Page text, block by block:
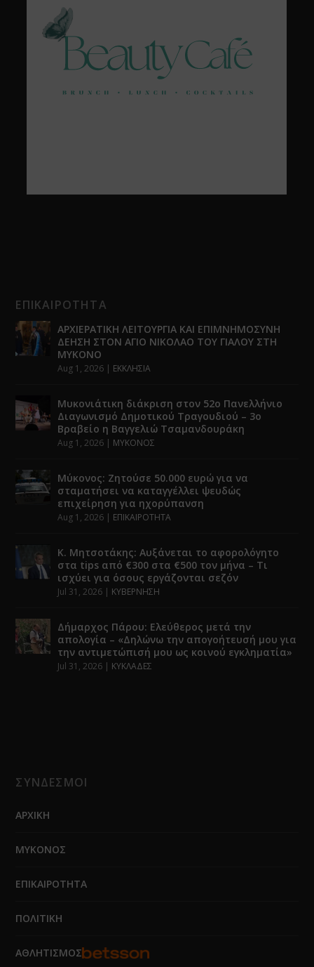
ΕΠΙΚΑΙΡΟΤΗΤΑ
ΑΡΧΙΕΡΑΤΙΚΗ ΛΕΙΤΟΥΡΓΙΑ ΚΑΙ ΕΠΙΜΝΗΜΟΣΥΝΗ
ΔΕΗΣΗ ΣΤΟΝ ΑΓΙΟ ΝΙΚΟΛΑΟ ΤΟΥ ΓΙΑΛΟΥ ΣΤΗ
ΜΥΚΟΝΟ
Aug 1, 2026 | ΕΚΚΛΗΣΙΑ
Μυκονιάτικη διάκριση στον 52ο Πανελλήνιο
Διαγωνισμό Δημοτικού Τραγουδιού – 3ο
Βραβείο η Βαγγελιώ Τσαμανδουράκη
Aug 1, 2026 | ΜΥΚΟΝΟΣ
Μύκονος: Ζητούσε 50.000 ευρώ για να
σταματήσει να καταγγέλλει ψευδώς
επιχείρηση για ηχορύπανση
Aug 1, 2026 | ΕΠΙΚΑΙΡΟΤΗΤΑ
Κ. Μητσοτάκης: Αυξάνεται το αφορολόγητο
στα tips από €300 στα €500 τον μήνα – Τι
ισχύει για όσους εργάζονται σεζόν
Jul 31, 2026 | ΚΥΒΕΡΝΗΣΗ
Δήμαρχος Πάρου: Ελεύθερος μετά την
απολογία – «Δηλώνω την απογοήτευσή μου για
την αντιμετώπισή μου ως κοινού εγκληματία»
Jul 31, 2026 | ΚΥΚΛΑΔΕΣ
ΣΥΝΔΕΣΜΟΙ
ΑΡΧΙΚΗ
ΜΥΚΟΝΟΣ
ΕΠΙΚΑΙΡΟΤΗΤΑ
ΠΟΛΙΤΙΚΗ
ΑΘΛΗΤΙΣΜΟΣ